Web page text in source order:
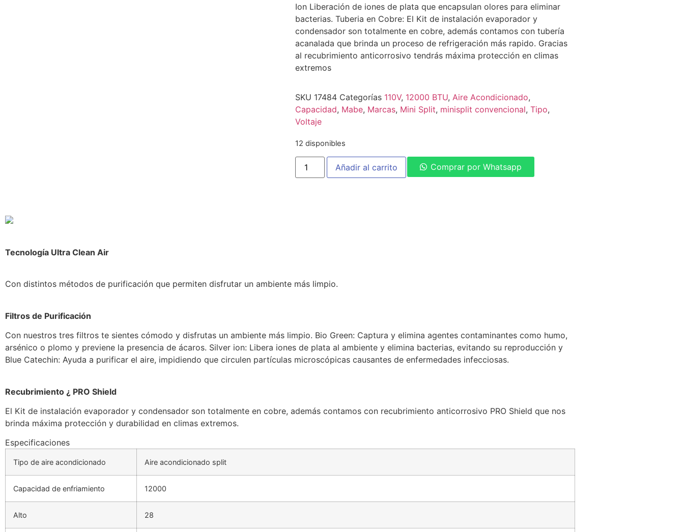
Ion Liberación de iones de plata que encapsulan olores para eliminar
bacterias. Tuberia en Cobre: El Kit de instalación evaporador y
condensador son totalmente en cobre, además contamos con tubería
acanalada que brinda un proceso de refrigeración más rapido. Gracias
al recubrimiento anticorrosivo tendrás máxima protección en climas
extremos
SKU 17484 Categorías 110V, 12000 BTU, Aire Acondicionado,
Capacidad, Mabe, Marcas, Mini Split, minisplit convencional, Tipo,
Voltaje
12 disponibles
Añadir al carrito Comprar por Whatsapp
Tecnología Ultra Clean Air
Con distintos métodos de purificación que permiten disfrutar un ambiente más limpio.
Filtros de Purificación
Con nuestros tres filtros te sientes cómodo y disfrutas un ambiente más limpio. Bio Green: Captura y elimina agentes contaminantes como humo,
arsénico o plomo y previene la presencia de ácaros. Silver ion: Libera iones de plata al ambiente y elimina bacterias, evitando su reproducción y
Blue Catechin: Ayuda a purificar el aire, impidiendo que circulen partículas microscópicas causantes de enfermedades infecciosas.
Recubrimiento ¿ PRO Shield
El Kit de instalación evaporador y condensador son totalmente en cobre, además contamos con recubrimiento anticorrosivo PRO Shield que nos
brinda máxima protección y durabilidad en climas extremos.
Especificaciones
Tipo de aire acondicionado Aire acondicionado split
Capacidad de enfriamiento 12000
Alto 28